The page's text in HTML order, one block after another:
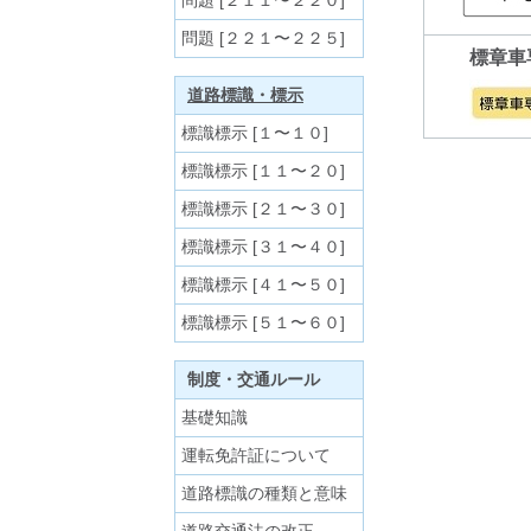
標章車
問題 [２２１〜２２５]
道路標識・標示
標識標示 [１〜１０]
標識標示 [１１〜２０]
標識標示 [２１〜３０]
標識標示 [３１〜４０]
標識標示 [４１〜５０]
標識標示 [５１〜６０]
制度・交通ルール
基礎知識
運転免許証について
道路標識の種類と意味